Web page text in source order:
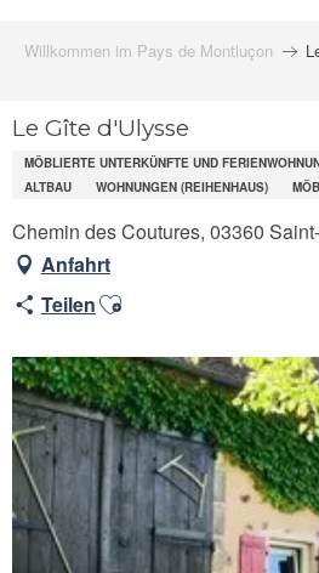
Willkommen im Pays de Montluçon
Le Gîte d'Ulysse
MÖBLIERTE UNTERKÜNFTE UND
ALTBAU
WOHNUNGEN (REIHENHAUS)
Chemin des Coutures, 03360
Anfahrt
TeilenAjouter aux favoris